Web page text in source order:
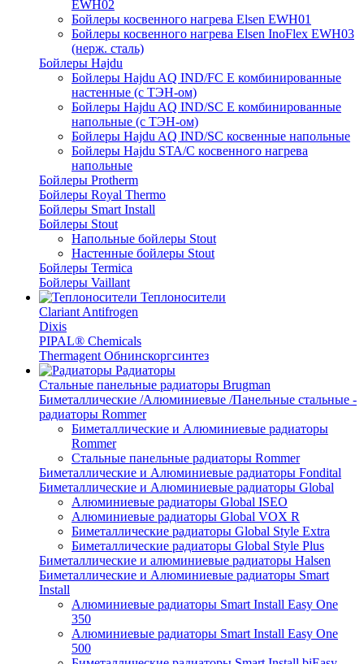
EWH02
Бойлеры косвенного нагрева Elsen EWH01
Бойлеры косвенного нагрева Elsen InoFlex EWH03
(нерж. сталь)
Бойлеры Hajdu
Бойлеры Hajdu AQ IND/FC E комбинированные
настенные (с ТЭН-ом)
Бойлеры Hajdu AQ IND/SC E комбинированные
напольные (с ТЭН-ом)
Бойлеры Hajdu AQ IND/SC косвенные напольные
Бойлеры Hajdu STA/C косвенного нагрева
напольные
Бойлеры Protherm
Бойлеры Royal Thermo
Бойлеры Smart Install
Бойлеры Stout
Напольные бойлеры Stout
Настенные бойлеры Stout
Бойлеры Termica
Бойлеры Vaillant
Теплоносители
Clariant Antifrogen
Dixis
PIPAL® Chemicals
Thermagent Обнинскоргсинтез
Радиаторы
Стальные панельные радиаторы Brugman
Биметаллические /Алюминиевые /Панельные стальные -
радиаторы Rommer
Биметаллические и Алюминиевые радиаторы
Rommer
Стальные панельные радиаторы Rommer
Биметаллические и Алюминиевые радиаторы Fondital
Биметаллические и Алюминиевые радиаторы Global
Алюминиевые радиаторы Global ISEO
Алюминиевые радиаторы Global VOX R
Биметаллические радиаторы Global Style Extra
Биметаллические радиаторы Global Style Plus
Биметаллические и алюминиевые радиаторы Halsen
Биметаллические и Алюминиевые радиаторы Smart
Install
Алюминиевые радиаторы Smart Install Easy One
350
Алюминиевые радиаторы Smart Install Easy One
500